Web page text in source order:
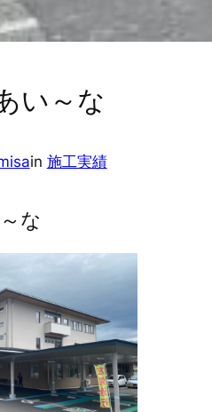
い～な
in 施工実績
な